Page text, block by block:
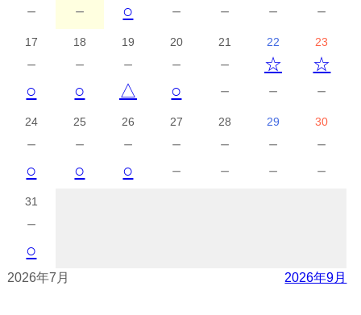
－
－
○
－
－
－
－
17
－
○
18
－
○
19
－
△
20
－
○
21
－
－
22
☆
－
23
☆
－
24
－
○
25
－
○
26
－
○
27
－
－
28
－
－
29
－
－
30
－
－
31
－
○
2026年7月 2026年9月